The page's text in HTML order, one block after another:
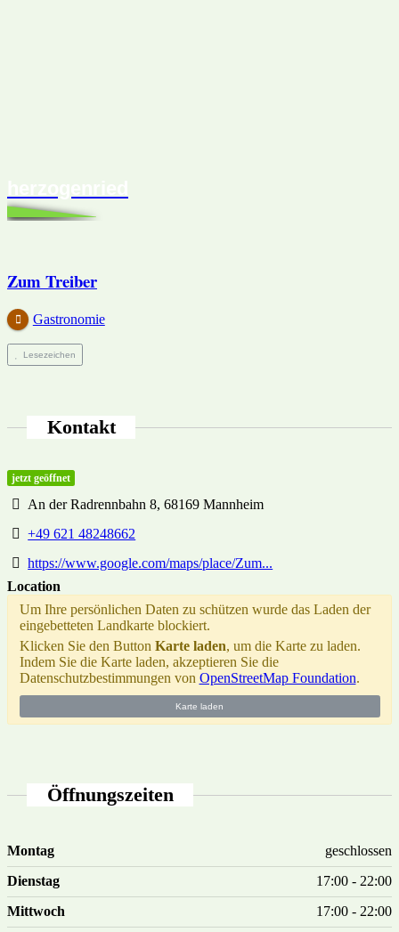
Zum Treiber
Gastronomie
Lesezeichen
Kontakt
jetzt geöffnet
An der Radrennbahn 8, 68169 Mannheim
+49 621 48248662
https://www.google.com/maps/place/Zum...
Location
Um Ihre persönlichen Daten zu schützen wurde das Laden der
eingebetteten Landkarte blockiert.
Klicken Sie den Button Karte laden, um die Karte zu laden.
Indem Sie die Karte laden, akzeptieren Sie die
Datenschutzbestimmungen von OpenStreetMap Foundation.
Karte laden
Öffnungszeiten
Montag
geschlossen
Dienstag
17:00 - 22:00
Mittwoch
17:00 - 22:00